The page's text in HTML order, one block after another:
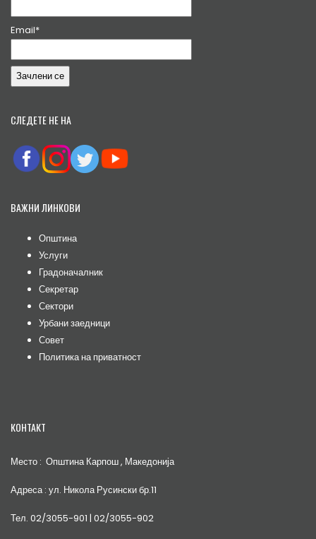
Email*
СЛЕДЕТЕ НЕ НА
ВАЖНИ ЛИНКОВИ
Општина
Услуги
Градоначалник
Секретар
Сектори
Урбани заедници
Совет
Политика на приватност
КОНТАКТ
Место : Општина Карпош , Македонија
Адреса : ул. Никола Русински бр.11
Тел. 02/3055-901 | 02/3055-902